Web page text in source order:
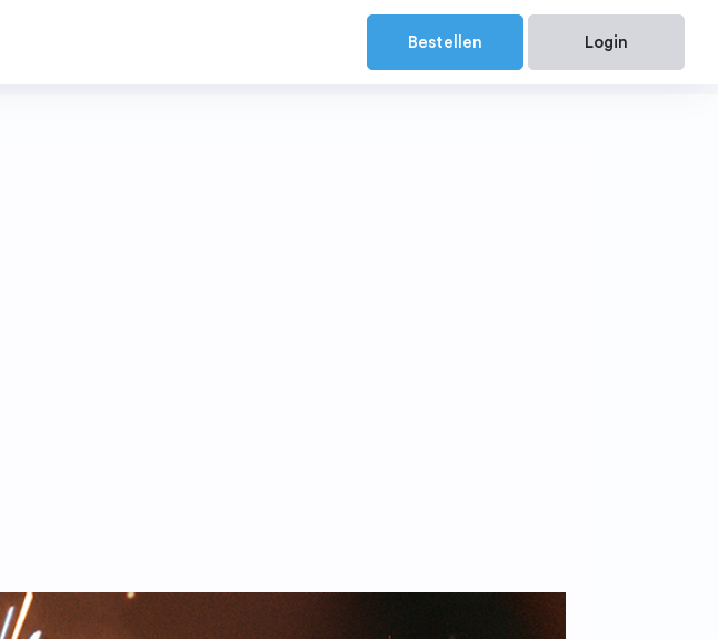
Bestellen Login